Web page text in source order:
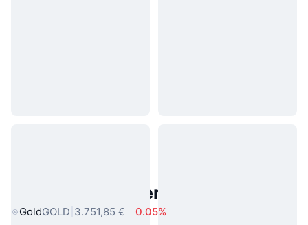
Beliebte reale Vermögenswerte
GoldGOLD 3.751,85 €
0.05%